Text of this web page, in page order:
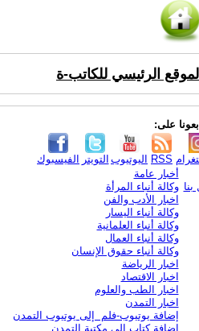
الموقع الرئيسي للكاتب-ة
على:
الفيسبوك التويتر اليوتيوب RSS
أخبار عامة
وكالة أنباء المرأة
اخبار الأدب والفن
وكالة أنباء اليسار
وكالة أنباء العلمانية
وكالة أنباء العمال
وكالة أنباء حقوق الإنسان
اخبار الرياضة
اخبار الاقتصاد
اخبار الطب والعلوم
اخبار التمدن
إضافة يوتيوب-فلم إلى يوتيوب التمدن
إضافة كتاب إلى مكتبة التمدن